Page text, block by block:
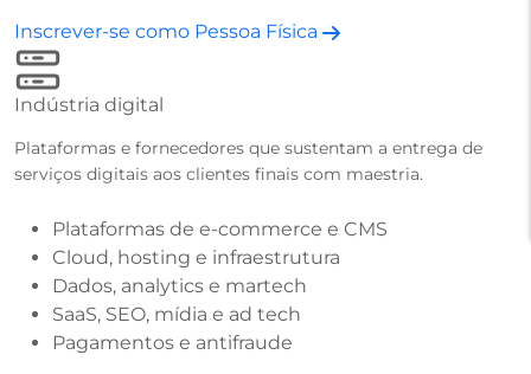
Inscrever-se como Pessoa Física
Indústria digital
Plataformas e fornecedores que sustentam a entrega de
serviços digitais aos clientes finais com maestria.
Plataformas de e-commerce e CMS
Cloud, hosting e infraestrutura
Dados, analytics e martech
SaaS, SEO, mídia e ad tech
Pagamentos e antifraude